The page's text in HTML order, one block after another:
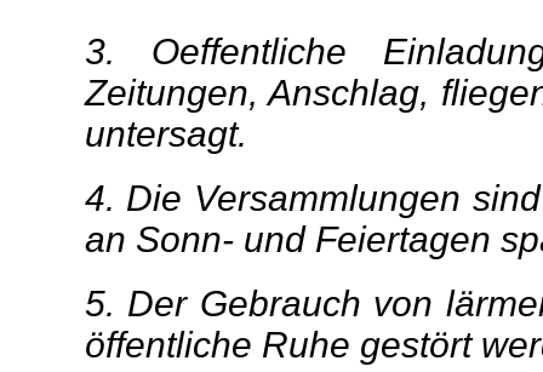
3. Oeffentliche
Zeitungen, Anschlag,
untersagt.
4. Die Versammlungen
an Sonn- und Feiertagen
5. Der Gebrauch von
öffentliche Ruhe gestört